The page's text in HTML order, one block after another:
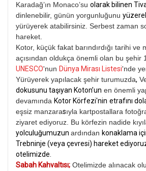
Karadağ’ın Monaco’su olarak bilinen
dinlenebilir, günün yorgunluğunu
yürüyerek atabilirsiniz. Serbest zaman
hareket.
Kotor, küçük fakat barındırdığı tarihi ve
açısından oldukça önemli olan bu şehir
UNESCO'nun Dünya Mirası Listesi'nde
Yürüyerek yapılacak şehir turumuzda,
dokusunu taşıyan Koton’un en önemli
devamında Kotor Körfezi'nin etrafını
eşsiz manzarasıyla kartpostallara
ziyaret ediyoruz. Bu körfezin nadide
yolculuğumuzun ardından konaklama
Trebninje (veya çevresi) hareket
otelimizde.
Sabah Kahvaltısı; Otelimizde alınacak